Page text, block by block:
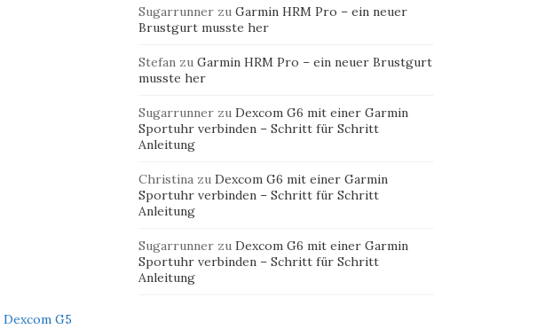
Dexcom G5
Sugarrunnerzu Garmin HRM Pro – ein neuer
Brustgurt musste her
Stefanzu Garmin HRM Pro – ein neuer Brustgurt
musste her
Sugarrunnerzu Dexcom G6 mit einer Garmin
Sportuhr verbinden – Schritt für Schritt
Anleitung
Christinazu Dexcom G6 mit einer Garmin
Sportuhr verbinden – Schritt für Schritt
Anleitung
Sugarrunnerzu Dexcom G6 mit einer Garmin
Sportuhr verbinden – Schritt für Schritt
Anleitung